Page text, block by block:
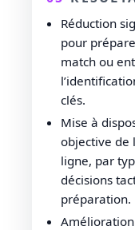
Réduction
pour
match ou
clés.
Mise à
objective de
ligne, par
décisions
préparation.